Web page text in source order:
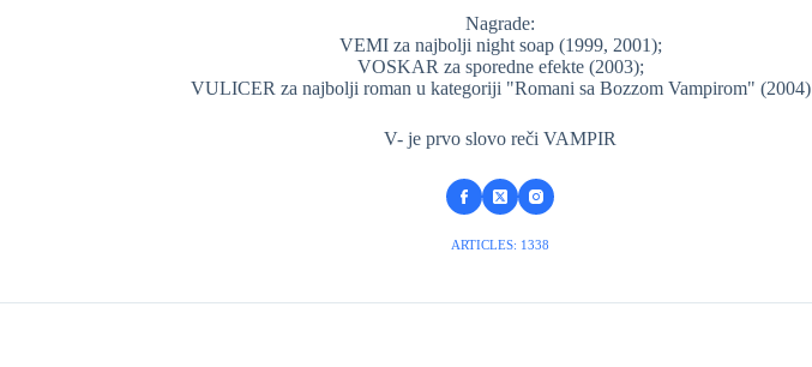
Nagrade:
VEMI za najbolji night soap (1999, 2001);
VOSKAR za sporedne efekte (2003);
VULICER za najbolji roman u kategoriji "Romani sa Bozzom Vampirom" (2004)
V- je prvo slovo reči VAMPIR
ARTICLES: 1338